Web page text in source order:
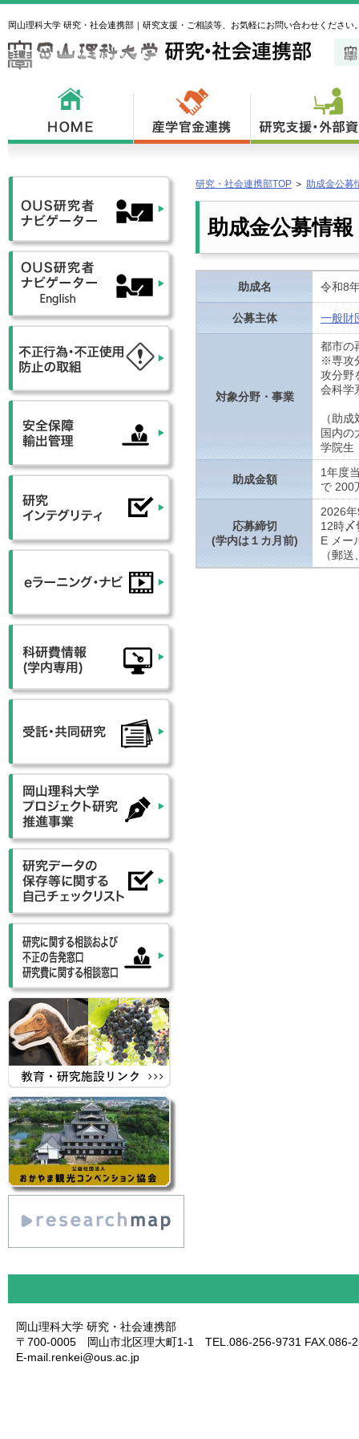
岡山理科大学 研究・社会連携部｜研究支援・ご相談等、お気軽にお問い合わせください
研究・社会連携部TOP ＞ 助成金公募
助成金公募情報
助成名 令和8
公募主体 一般財
対象分野・事業
都市の
※専攻
攻分野
会科学
（助
国内の
学院生
助成金額
1年度
で 200
応募締切
(学内は１カ月前)
2026
12時〆
E メー
（郵
岡山理科大学 研究・社会連携部
〒700-0005 岡山市北区理大町1-1 TEL.086-256-9731 FAX.086-
E-mail.renkei@ous.ac.jp